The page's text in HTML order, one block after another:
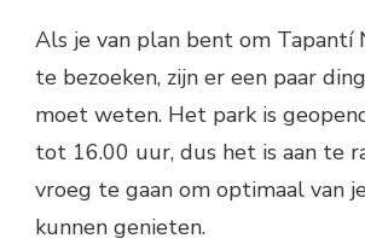
Als je van plan bent om Tapantí
te bezoeken, zijn er een paar
moet weten. Het park is
tot 16.00 uur, dus het is aan te
vroeg te gaan om optimaal van
kunnen genieten.